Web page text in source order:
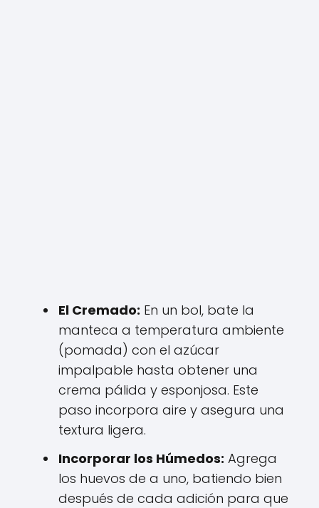
El Cremado: En un bol, bate la
manteca a temperatura ambiente
(pomada) con el azúcar
impalpable hasta obtener una
crema pálida y esponjosa. Este
paso incorpora aire y asegura una
textura ligera.
Incorporar los Húmedos: Agrega
los huevos de a uno, batiendo bien
después de cada adición para que